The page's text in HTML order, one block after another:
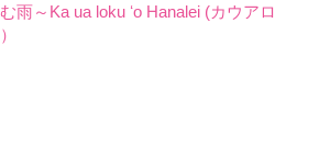
雨～Ka ua loku ʻo Hanalei (カウアロ